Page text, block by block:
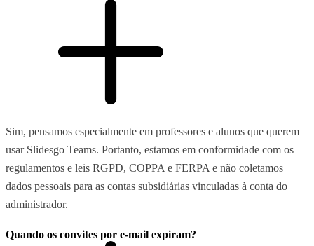
Sim, pensamos especialmente em professores e alunos que querem
usar Slidesgo Teams. Portanto, estamos em conformidade com os
regulamentos e leis RGPD, COPPA e FERPA e não coletamos
dados pessoais para as contas subsidiárias vinculadas à conta do
administrador.
Quando os convites por e-mail expiram?